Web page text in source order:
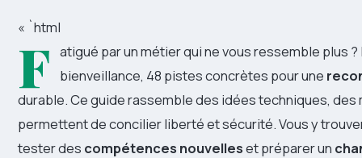
« `html
F atigué par un métier qui ne vous ressemble plus
bienveillance, 48 pistes concrètes pour une
durable. Ce guide rassemble des idées techniques,
permettent de concilier liberté et sécurité. Vous y
tester des compétences nouvelleset préparer un